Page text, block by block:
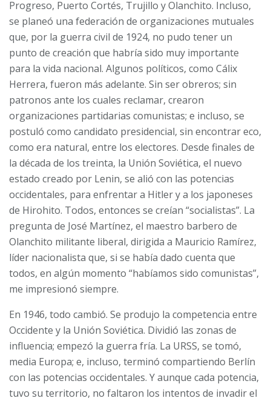
Progreso, Puerto Cortés, Trujillo y Olanchito. Incluso,
se planeó una federación de organizaciones mutuales
que, por la guerra civil de 1924, no pudo tener un
punto de creación que habría sido muy importante
para la vida nacional. Algunos políticos, como Cálix
Herrera, fueron más adelante. Sin ser obreros; sin
patronos ante los cuales reclamar, crearon
organizaciones partidarias comunistas; e incluso, se
postuló como candidato presidencial, sin encontrar eco,
como era natural, entre los electores. Desde finales de
la década de los treinta, la Unión Soviética, el nuevo
estado creado por Lenin, se alió con las potencias
occidentales, para enfrentar a Hitler y a los japoneses
de Hirohito. Todos, entonces se creían “socialistas”. La
pregunta de José Martínez, el maestro barbero de
Olanchito militante liberal, dirigida a Mauricio Ramírez,
líder nacionalista que, si se había dado cuenta que
todos, en algún momento “habíamos sido comunistas”,
me impresionó siempre.
En 1946, todo cambió. Se produjo la competencia entre
Occidente y la Unión Soviética. Dividió las zonas de
influencia; empezó la guerra fría. La URSS, se tomó,
media Europa; e, incluso, terminó compartiendo Berlín
con las potencias occidentales. Y aunque cada potencia,
tuvo su territorio, no faltaron los intentos de invadir el